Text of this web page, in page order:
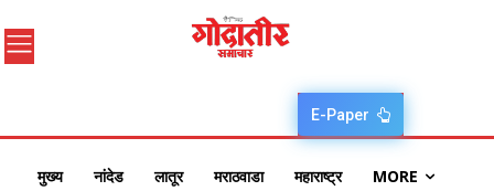
E-Paper
मुख्य नांदेड लातूर मराठवाडा महाराष्ट्र MORE